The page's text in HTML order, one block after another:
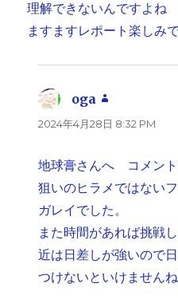
理解できないんですよね
ますますレポート楽しみ
oga
り:
2024年4月28日 8:32 PM
地球膏さんへ コメント
狙いのヒラメではない
ガレイでした。
また時間があれば挑戦
近は日差しが強いので
つけないといけませんね